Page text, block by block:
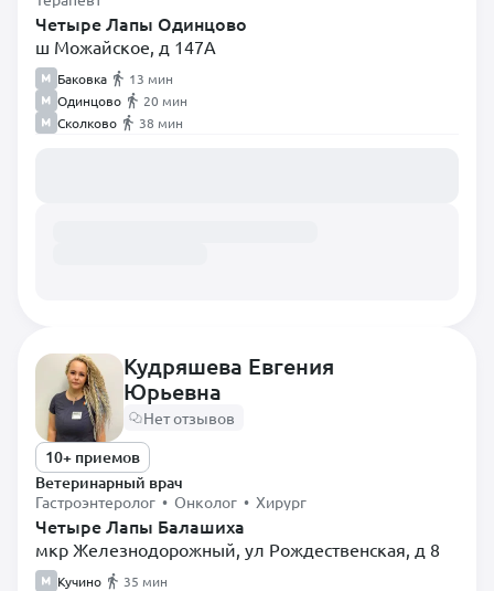
Четыре Лапы Одинцово
ш Можайское, д 147А
Баковка
13 мин
Одинцово
20 мин
Сколково
38 мин
Кудряшева Евгения
Юрьевна
Нет отзывов
10+ приемов
Ветеринарный врач
Гастроэнтеролог • Онколог • Хирург
Четыре Лапы Балашиха
мкр Железнодорожный, ул Рождественская, д 8
Кучино
35 мин